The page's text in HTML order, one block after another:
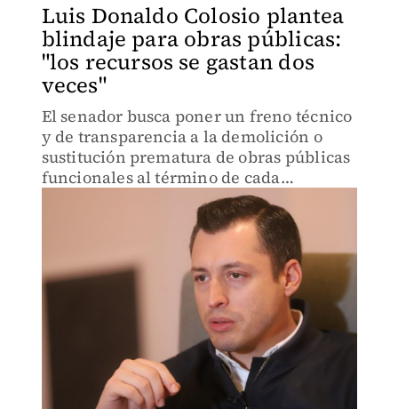
Luis Donaldo Colosio plantea
blindaje para obras públicas:
"los recursos se gastan dos
veces"
El senador busca poner un freno técnico
y de transparencia a la demolición o
sustitución prematura de obras públicas
funcionales al término de cada